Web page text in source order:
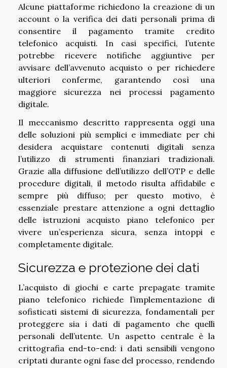
Alcune piattaforme richiedono la creazione di un
account o la verifica dei dati personali prima di
consentire il pagamento tramite credito
telefonico acquisti. In casi specifici, l’utente
potrebbe ricevere notifiche aggiuntive per
avvisare dell’avvenuto acquisto o per richiedere
ulteriori conferme, garantendo così una
maggiore sicurezza nei processi pagamento
digitale.
Il meccanismo descritto rappresenta oggi una
delle soluzioni più semplici e immediate per chi
desidera acquistare contenuti digitali senza
l’utilizzo di strumenti finanziari tradizionali.
Grazie alla diffusione dell’utilizzo dell’OTP e delle
procedure digitali, il metodo risulta affidabile e
sempre più diffuso; per questo motivo, è
essenziale prestare attenzione a ogni dettaglio
delle istruzioni acquisto piano telefonico per
vivere un’esperienza sicura, senza intoppi e
completamente digitale.
Sicurezza e protezione dei dati
L’acquisto di giochi e carte prepagate tramite
piano telefonico richiede l’implementazione di
sofisticati sistemi di sicurezza, fondamentali per
proteggere sia i dati di pagamento che quelli
personali dell’utente. Un aspetto centrale è la
crittografia end-to-end: i dati sensibili vengono
criptati durante ogni fase del processo, rendendo